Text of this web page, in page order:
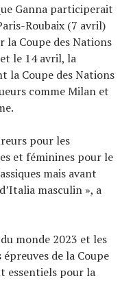
Ganna participerait
Roubaix (7 avril)
la Coupe des Nations
le 14 avril, la
la Coupe des Nations
comme Milan et
pour les
et féminines pour le
mais avant
masculin », a
monde 2023 et les
de la Coupe
essentiels pour la